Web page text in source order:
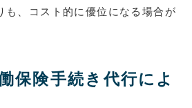
も、コスト的に優位になる場合が
保険手続き代行によ